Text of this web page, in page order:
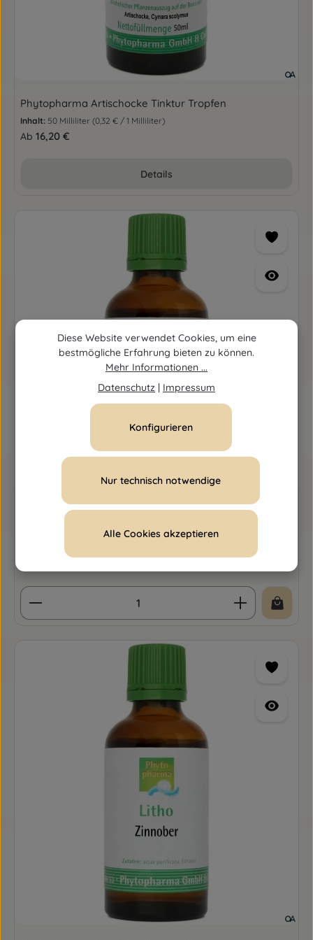
Phytopharma Artischocke Tinktur Tropfen
Inhalt: 50 Milliliter (0,32 € / 1 Milliliter)
Regulärer Preis:
Ab 16,20 €
Details
Phytopharma Litho Jaspis grün Tropfen
(0,31 € / 1 Milliliter)
Regulärer Preis:
Produkt Anzahl: Gib den gewünschten Wert
Diese Website verwendet Cookies, um eine
bestmögliche Erfahrung bieten zu können.
Mehr Informationen ...
Datenschutz
Impressum
Nur technisch notwendige
Konfigurieren
Alle Cookies akzeptieren